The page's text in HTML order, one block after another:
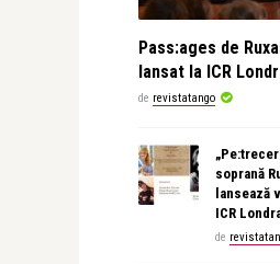
Pass:ages de
lansat la ICR
de revistatango
soprană
lansează
ICR
de